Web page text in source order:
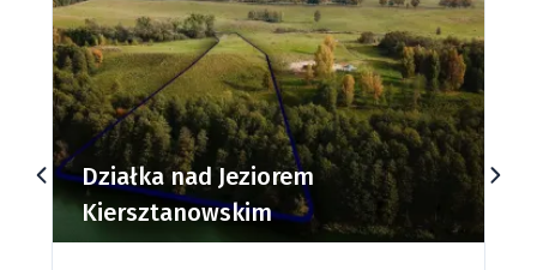
Działki budowlane nad Jeziorem
Dąbrowa Mała